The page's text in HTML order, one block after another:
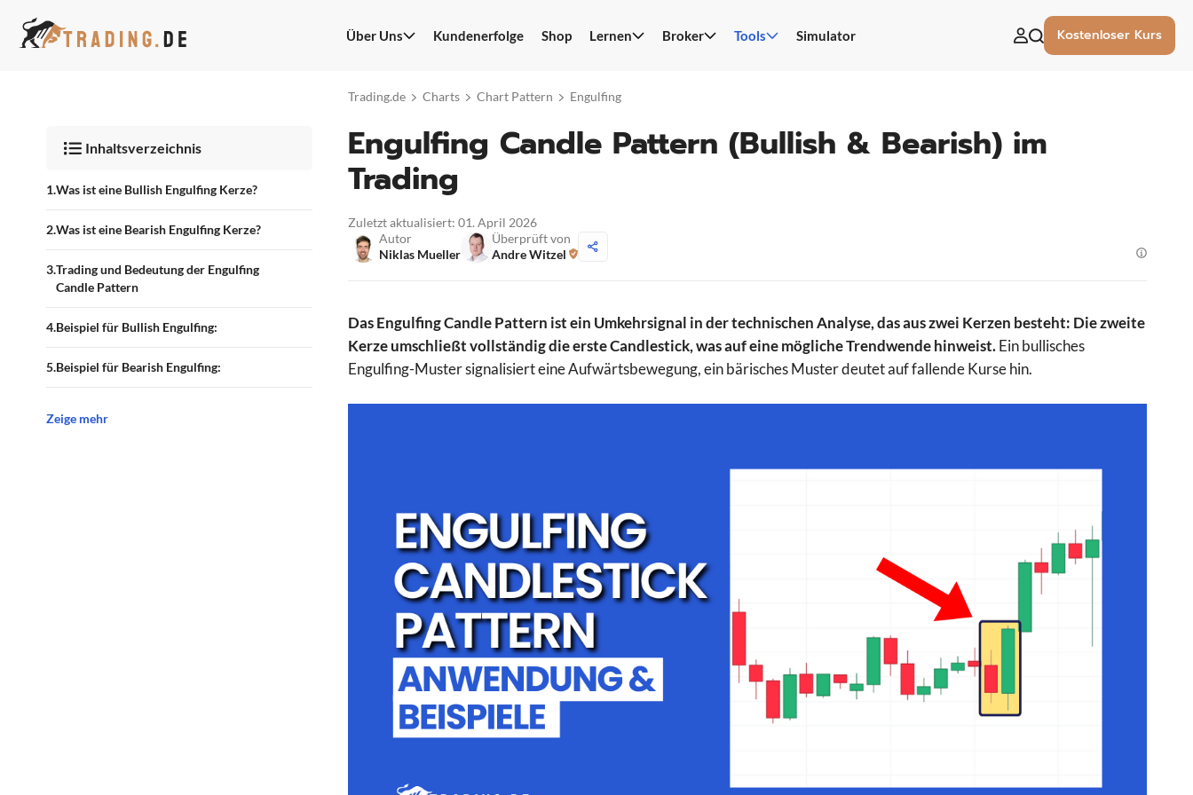
Inhalt
Über Uns Kundenerfolge Shop Lernen Broker Tools Simulator Kostenloser Kurs
Trading.de Charts Chart Pattern Engulfing
Engulfing Candle Pattern (Bullish & Bearish) im
Trading
Zuletzt aktualisiert: 01. April 2026
Autor
Niklas Mueller
Überprüft von
Andre Witzel
Das Engulfing Candle Pattern ist ein Umkehrsignal in der technischen Analyse, das aus zwei Kerzen besteht: Die zweite
Kerze umschließt vollständig die erste Candlestick, was auf eine mögliche Trendwende hinweist.Ein bullisches
Engulfing-Muster signalisiert eine Aufwärtsbewegung, ein bärisches Muster deutet auf fallende Kurse hin.
Inhaltsverzeichnis
Was ist eine Bullish Engulfing Kerze?
Was ist eine Bearish Engulfing Kerze?
Trading und Bedeutung der Engulfing
Candle Pattern
Beispiel für Bullish Engulfing:
Beispiel für Bearish Engulfing:
Zeige mehr